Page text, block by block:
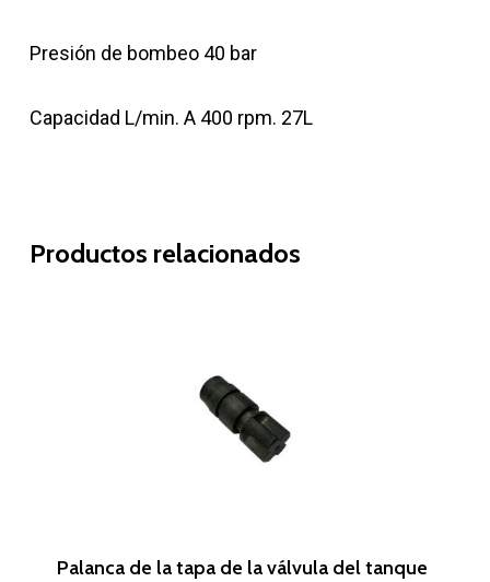
Presión de bombeo 40 bar
Capacidad L/min. A 400 rpm. 27L
Productos relacionados
Leer Más
Palanca de la tapa de la válvula del tanque